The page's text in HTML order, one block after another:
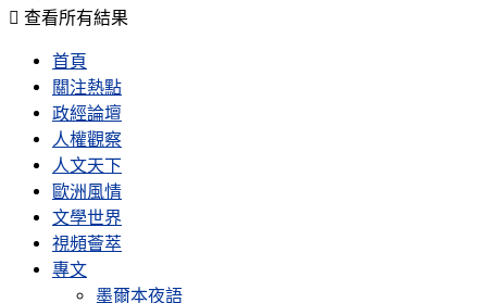
查看所有結果
首頁
關注熱點
政經論壇
人權觀察
人文天下
歐洲風情
文學世界
視頻薈萃
專文
墨爾本夜語